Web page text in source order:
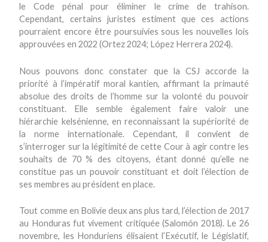
le Code pénal pour éliminer le crime de trahison.
Cependant, certains juristes estiment que ces actions
pourraient encore être poursuivies sous les nouvelles lois
approuvées en 2022 (Ortez 2024; López Herrera 2024).
Nous pouvons donc constater que la CSJ accorde la
priorité à l’impératif moral kantien, affirmant la primauté
absolue des droits de l’homme sur la volonté du pouvoir
constituant. Elle semble également faire valoir une
hiérarchie kelsénienne, en reconnaissant la supériorité de
la norme internationale. Cependant, il convient de
s’interroger sur la légitimité de cette Cour à agir contre les
souhaits de 70 % des citoyens, étant donné qu’elle ne
constitue pas un pouvoir constituant et doit l’élection de
ses membres au président en place.
Tout comme en Bolivie deux ans plus tard, l’élection de 2017
au Honduras fut vivement critiquée (Salomón 2018). Le 26
novembre, les Honduriens élisaient l’Exécutif, le Législatif,